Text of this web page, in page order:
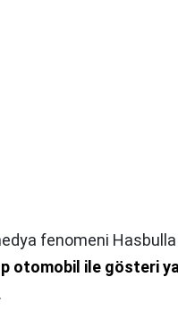
fenomeni
otomobil ile gösteri